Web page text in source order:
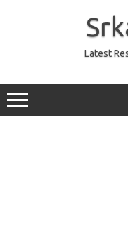
Latest